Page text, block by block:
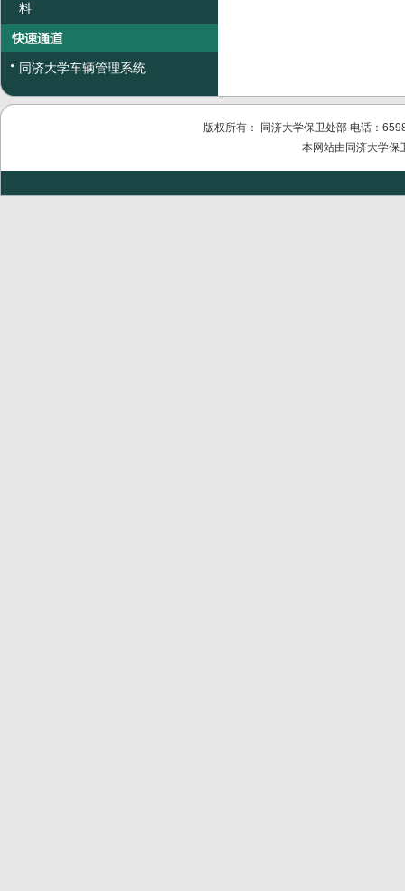
料
同济大学车辆管理系统
版权所有： 同济大学保卫处部 电话：
本网站由同济大学保